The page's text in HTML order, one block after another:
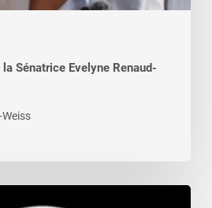
Sénatrice Evelyne Renaud-